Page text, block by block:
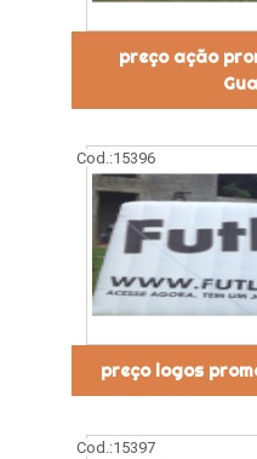
preço ação
Cod.:15396
preço logos
Cod.:15397